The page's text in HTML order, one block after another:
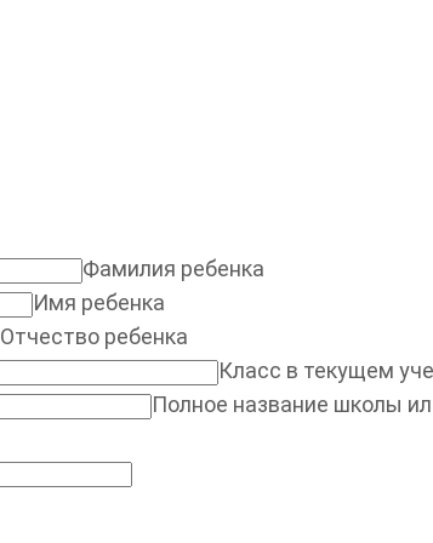
Фамилия ребенка
Имя ребенка
Отчество ребенка
Класс в текущем
Полное название школы